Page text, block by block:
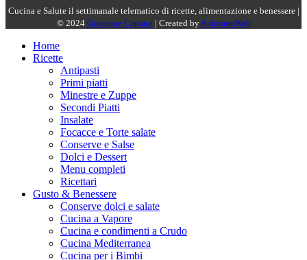
Cucina e Salute il settimanale telematico di ricette, alimentazione e benessere |
© 2024 Giuseppe Capano | Created byAchromeWeb
Home
Ricette
Antipasti
Primi piatti
Minestre e Zuppe
Secondi Piatti
Insalate
Focacce e Torte salate
Conserve e Salse
Dolci e Dessert
Menu completi
Ricettari
Gusto & Benessere
Conserve dolci e salate
Cucina a Vapore
Cucina e condimenti a Crudo
Cucina Mediterranea
Cucina per i Bimbi